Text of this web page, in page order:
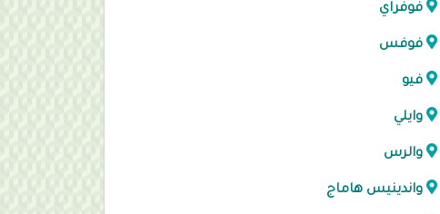
فوفراي
فوفس
فيو
وايلي
والرس
واندينيس هاماج